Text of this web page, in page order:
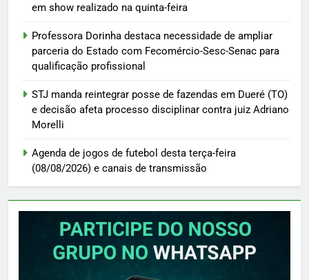
em show realizado na quinta-feira
Professora Dorinha destaca necessidade de ampliar
parceria do Estado com Fecomércio-Sesc-Senac para
qualificação profissional
STJ manda reintegrar posse de fazendas em Dueré (TO)
e decisão afeta processo disciplinar contra juiz Adriano
Morelli
Agenda de jogos de futebol desta terça-feira
(08/08/2026) e canais de transmissão